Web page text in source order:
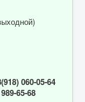
060-05-64
65-68